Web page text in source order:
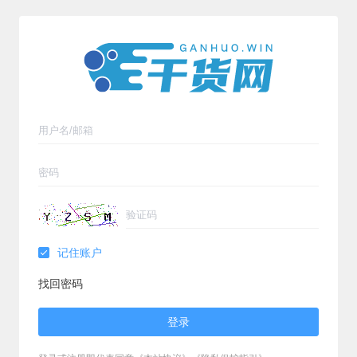
记住账户
找回密码
登录